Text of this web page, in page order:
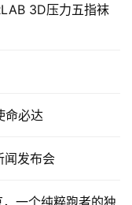
3D压力五指袜
命必达
闻发布会
一个纯粹跑者的独